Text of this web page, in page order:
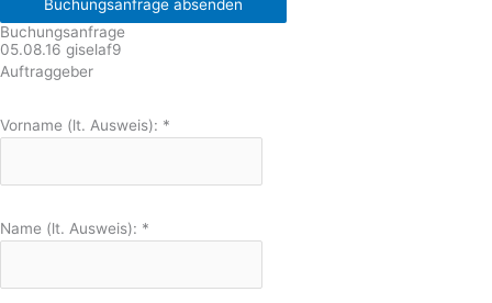
Buchungsanfrage absenden
Buchungsanfrage
05.08.16 giselaf9
Auftraggeber
Vorname (lt. Ausweis): *
Name (lt. Ausweis): *